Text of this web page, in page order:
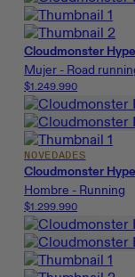
Cloudmonster
Mujer - Road
$1.249.990
NOVEDADES
Cloudmonster
Hombre - Running
$1.299.990